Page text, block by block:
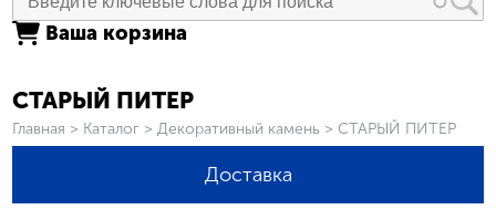
Ваша корзина
СТАРЫЙ ПИТЕР
Вы здесь
Главная > Каталог > Декоративный камень > СТАРЫЙ ПИТЕР
Доставка